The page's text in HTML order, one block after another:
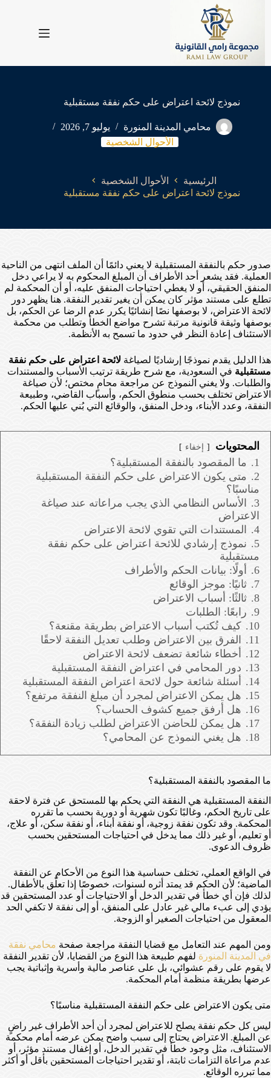
نموذج لائحة اعتراض على حكم نفقة مستقبلية
محامي المدينة المنورة
يوليو 7, 2026
الأحوال الشخصية
الرئيسية
الأحوال الشخصية
نموذج لائحة اعتراض على حكم نفقة مستقبلية
صدور حكم بالنفقة المستقبلية لا يعني دائمًا أن الملف انتهى من الناحية
العملية. فقد يشعر أحد الأطراف أن المبلغ المحكوم به لا يراعي دخل
المنفق الحقيقي، أو لا يغطي احتياجات المنفق عليه، أو أن المحكمة لم
تطلع على مستند مؤثر كان يمكن أن يغير تقدير النفقة. هنا يظهر دور
لائحة الاعتراض، لا بوصفها نصًا إنشائيًا يكرر عدم الرضا عن الحكم، بل
بوصفها وثيقة قانونية مرتبة تشرح مواضع الخطأ وتطلب من محكمة
الاستئناف إعادة النظر في حدود ما تسمح به الأنظمة.
هذا الدليل يقدم نموذجًا إرشاديًا لصياغة لائحة اعتراض على حكم نفقة
مستقبلية في السعودية، مع شرح طريقة ترتيب الأسباب والمستندات
والطلبات. ولا يغني النموذج عن مراجعة محامٍ مختص؛ لأن صياغة
الاعتراض تختلف بحسب منطوق الحكم، وأسباب القاضي، وطبيعة
النفقة، وعدد الأبناء، ودخل المنفق، والوقائع التي بُني عليها الحكم.
المحتويات إخفاء
1.
ما المقصود بالنفقة المستقبلية؟
2.
متى يكون الاعتراض على حكم النفقة المستقبلية
مناسبًا؟
3.
الأساس النظامي الذي يجب مراعاته عند صياغة
الاعتراض
4.
المستندات التي تقوي لائحة الاعتراض
5.
نموذج إرشادي للائحة اعتراض على حكم نفقة
مستقبلية
6.
أولًا: بيانات الحكم والأطراف
7.
ثانيًا: موجز الوقائع
8. ثالثًا: أسباب الاعتراض
9.
رابعًا: الطلبات
10.
كيف تُكتب أسباب الاعتراض بطريقة مقنعة؟
11.
الفرق بين الاعتراض وطلب تعديل النفقة لاحقًا
12.
أخطاء شائعة تضعف لائحة الاعتراض
13.
دور المحامي في اعتراض النفقة المستقبلية
14.
أسئلة شائعة حول لائحة اعتراض النفقة المستقبلية
15.
هل يمكن الاعتراض لمجرد أن مبلغ النفقة مرتفع؟
16.
هل أرفق جميع كشوف الحساب؟
17.
هل يمكن للحاضن الاعتراض لطلب زيادة النفقة؟
18.
هل يغني النموذج عن المحامي؟
ما المقصود بالنفقة المستقبلية؟
النفقة المستقبلية هي النفقة التي يحكم بها للمستحق عن فترة لاحقة
على تاريخ الحكم، وغالبًا تكون شهرية أو دورية بحسب ما تقرره
المحكمة. وقد تكون نفقة زوجية، أو نفقة أبناء، أو نفقة سكن، أو علاج،
أو تعليم، أو غير ذلك مما يدخل في احتياجات المستحقين بحسب
ظروف الدعوى.
في الواقع العملي، تختلف حساسية هذا النوع من الأحكام عن النفقة
الماضية؛ لأن الحكم قد يمتد أثره لسنوات، خصوصًا إذا تعلّق بالأطفال.
لذلك فإن أي خطأ في تقدير الدخل أو الاحتياجات أو عدد المستحقين قد
يؤدي إلى عبء مالي غير عادل على المنفق، أو إلى نفقة لا تكفي الحد
المعقول من احتياجات الصغير أو الزوجة.
ومن المهم عند التعامل مع قضايا النفقة مراجعة صفحة محامي نفقة
في المدينة المنورة لفهم طبيعة هذا النوع من القضايا، لأن تقدير النفقة
لا يقوم على رقم عشوائي، بل على عناصر مالية وأسرية وإثباتية يجب
عرضها بطريقة منظمة أمام المحكمة.
متى يكون الاعتراض على حكم النفقة المستقبلية مناسبًا؟
ليس كل حكم نفقة يصلح للاعتراض لمجرد أن أحد الأطراف غير راضٍ
عن المبلغ. الاعتراض يحتاج إلى سبب واضح يمكن عرضه أمام محكمة
الاستئناف، مثل وجود خطأ في تقدير الدخل، أو إغفال مستند مؤثر، أو
عدم مراعاة التزامات ثابتة، أو تقدير احتياجات المستحقين بأقل أو أكثر
مما تبرره الوقائع.